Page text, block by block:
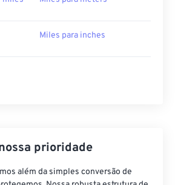
Miles para inches
prioridade
além da simples conversão de